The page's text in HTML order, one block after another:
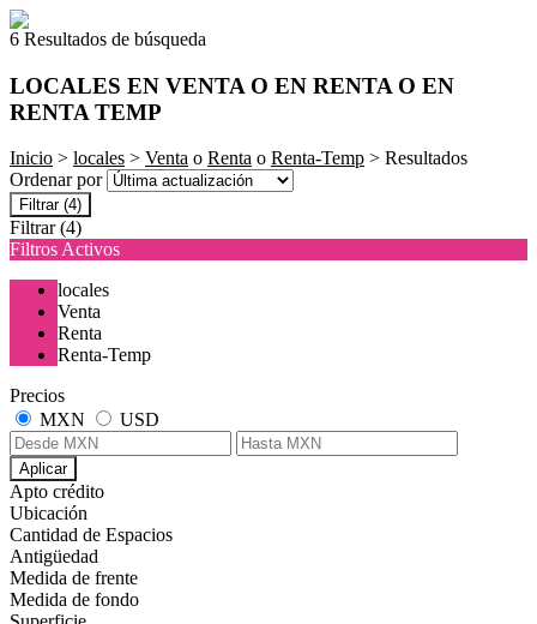
6 Resultados de búsqueda
LOCALES EN VENTA O EN RENTA O EN
RENTA TEMP
Inicio > locales > Venta o Renta o Renta-Temp > Resultados
Ordenar por
Filtrar (4)
Filtrar (4)
Filtros Activos
locales
Venta
Renta
Renta-Temp
Precios
MXN
USD
Aplicar
Apto crédito
Ubicación
Cantidad de Espacios
Antigüedad
Medida de frente
Medida de fondo